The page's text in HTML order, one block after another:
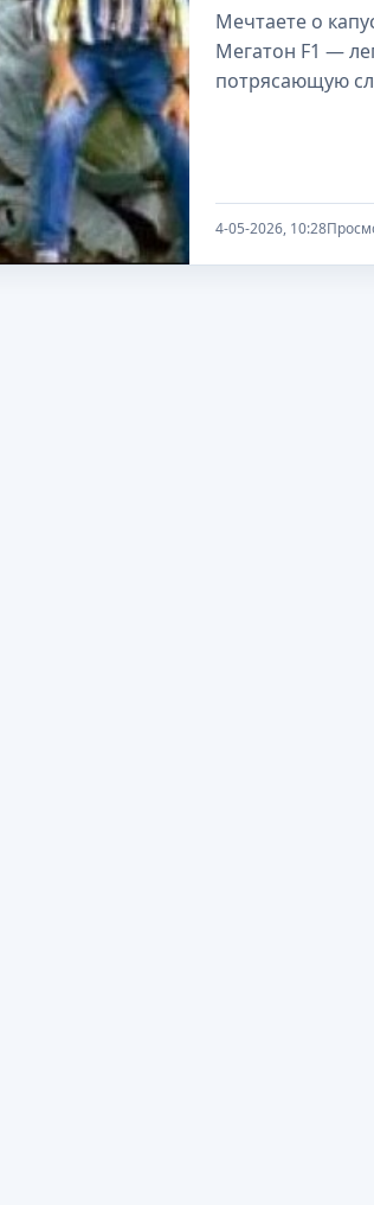
Мечтаете о
Мегатон F1 —
потрясающую
4-05-2026, 10:28